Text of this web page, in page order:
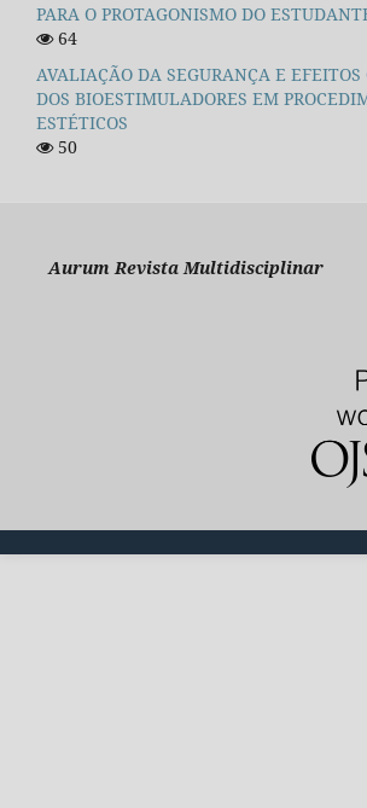
PARA O PROTAGONISMO DO
64
AVALIAÇÃO DA SEGURANÇA E EFEITOS
DOS BIOESTIMULADORES EM
ESTÉTICOS
50
Aurum Revista Multidisciplinar